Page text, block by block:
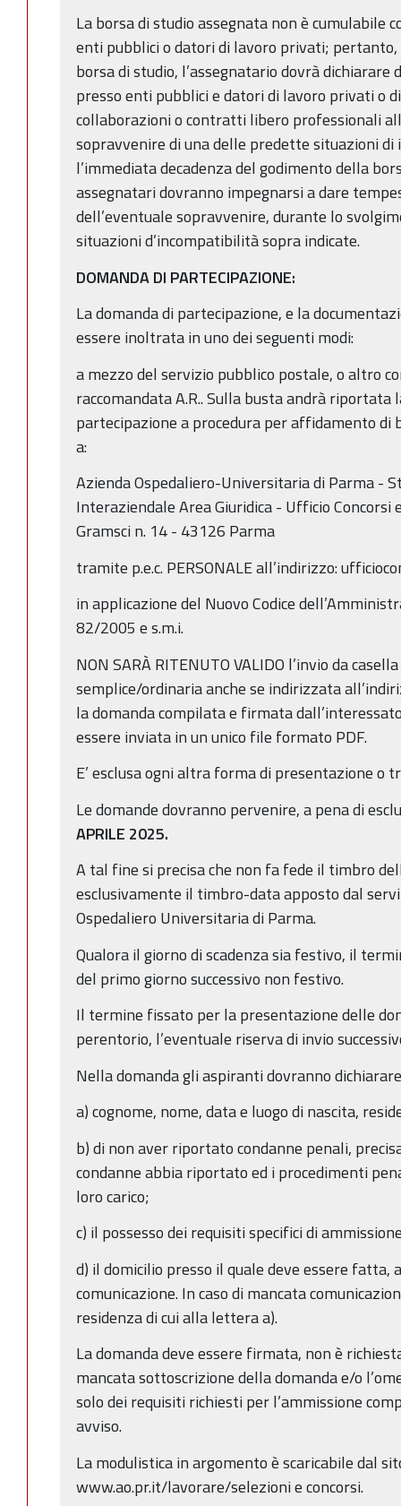
La borsa di studio assegnata non è cumulabile
enti pubblici o datori di lavoro privati;
borsa di studio, l’assegnatario dovrà
presso enti pubblici e datori di lavoro privati o
collaborazioni o contratti libero professionali
sopravvenire di una delle predette situazioni
l’immediata decadenza del godimento della
assegnatari dovranno impegnarsi a dare
dell’eventuale sopravvenire, durante lo
situazioni d’incompatibilità sopra indicate.
DOMANDA DI PARTECIPAZIONE:
La domanda di partecipazione, e la
essere inoltrata in uno dei seguenti modi:
a mezzo del servizio pubblico postale, o altro
raccomandata A.R.. Sulla busta andrà riportata
partecipazione a procedura per affidamento di
a:
Azienda Ospedaliero-Universitaria di Parma -
Interaziendale Area Giuridica - Ufficio
Gramsci n. 14 - 43126 Parma
tramite p.e.c. PERSONALE all’indirizzo:
in applicazione del Nuovo Codice
82/2005 e s.m.i.
NON SARÀ RITENUTO VALIDO l’invio da
semplice/ordinaria anche se indirizzata
la domanda compilata e firmata
essere inviata in un unico file formato PDF.
E’ esclusa ogni altra forma di presentazione o
Le domande dovranno pervenire, a pena di
APRILE 2025.
A tal fine si precisa che non fa fede il timbro
esclusivamente il timbro-data apposto dal
Ospedaliero Universitaria di Parma.
Qualora il giorno di scadenza sia festivo, il
del primo giorno successivo non festivo.
Il termine fissato per la presentazione delle
perentorio, l’eventuale riserva di invio
Nella domanda gli aspiranti dovranno
a) cognome, nome, data e luogo di nascita,
b) di non aver riportato condanne penali,
condanne abbia riportato ed i procedimenti
loro carico;
c) il possesso dei requisiti specifici di
d) il domicilio presso il quale deve essere fatta,
comunicazione. In caso di mancata
residenza di cui alla lettera a).
La domanda deve essere firmata, non è
mancata sottoscrizione della domanda e/o
solo dei requisiti richiesti per l’ammissione
avviso.
La modulistica in argomento è scaricabile dal
www.ao.pr.it/lavorare/selezioni e concorsi.